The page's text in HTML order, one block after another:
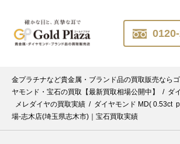
金プラチナなど貴金属・ブランド品の買取販売なら
ヤモンド・宝石の買取【最新買取相場公開中】
/ ダ
メレダイヤの買取実績 / ダイヤモンド MD( 0.53ct
場-志木店(埼玉県志木市)｜宝石買取実績